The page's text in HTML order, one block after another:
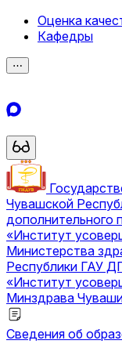
Оценка
Кафедры
⋯
Чувашской
дополнительного
«Институт
Министерства
Республики ГАУ
«Институт
Минздрава
Сведения об